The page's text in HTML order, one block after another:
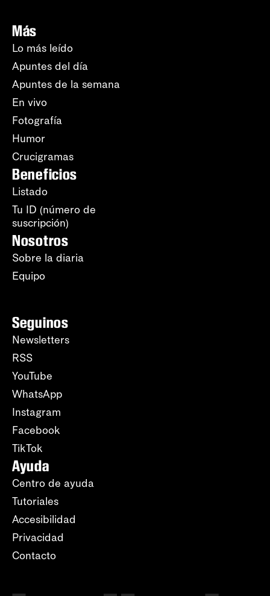
Más
Lo más leído
Apuntes del día
Apuntes de la semana
En vivo
Fotografía
Humor
Crucigramas
Beneficios
Listado
Tu ID (número de
suscripción)
Nosotros
Sobre la diaria
Equipo
Seguinos
Newsletters
RSS
YouTube
WhatsApp
Instagram
Facebook
TikTok
Ayuda
Centro de ayuda
Tutoriales
Accesibilidad
Privacidad
Contacto